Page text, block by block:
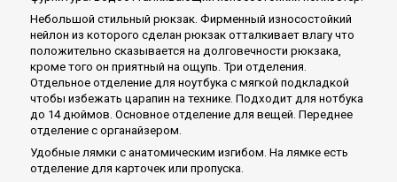
Небольшой стильный рюкзак. Фирменный износостойкий
нейлон из которого сделан рюкзак отталкивает влагу что
положительно сказывается на долговечности рюкзака,
кроме того он приятный на ощупь. Три отделения.
Отдельное отделение для ноутбука с мягкой подкладкой
чтобы избежать царапин на технике. Подходит для нотбука
до 14 дюймов. Основное отделение для вещей. Переднее
отделение с органайзером.
Удобные лямки с анатомическим изгибом. На лямке есть
отделение для карточек или пропуска.